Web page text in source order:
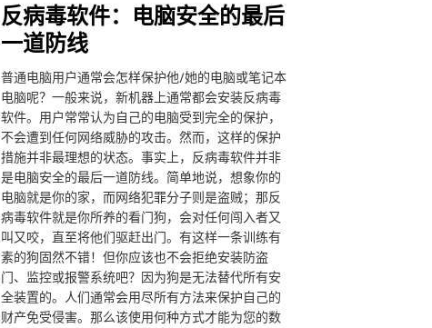
反病毒软件：电脑安全的最后
一道防线
普通电脑用户通常会怎样保护他/她的电脑或笔记本
电脑呢？一般来说，新机器上通常都会安装反病毒
软件。用户常常认为自己的电脑受到完全的保护，
不会遭到任何网络威胁的攻击。然而，这样的保护
措施并非最理想的状态。事实上，反病毒软件并非
是电脑安全的最后一道防线。简单地说，想象你的
电脑就是你的家，而网络犯罪分子则是盗贼；那反
病毒软件就是你所养的看门狗，会对任何闯入者又
叫又咬，直至将他们驱赶出门。有这样一条训练有
素的狗固然不错！但你应该也不会拒绝安装防盗
门、监控或报警系统吧？因为狗是无法替代所有安
全装置的。人们通常会用尽所有方法来保护自己的
财产免受侵害。那么该使用何种方式才能为您的数